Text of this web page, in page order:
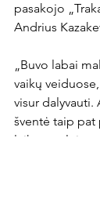
pasakojo
Andrius
„Buvo labai
vaikų
visur dalyvauti.
šventė taip pat
laikas